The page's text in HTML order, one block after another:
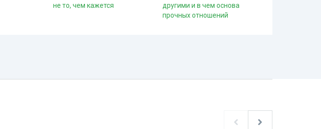
не то, чем кажется
другими и в чем основа
прочных отношений